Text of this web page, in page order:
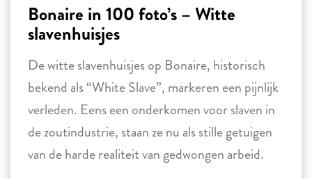
Bonaire in 100 foto’s – Witte
slavenhuisjes
De witte slavenhuisjes op Bonaire, historisch
bekend als “White Slave”, markeren een pijnlijk
verleden. Eens een onderkomen voor slaven in
de zoutindustrie, staan ze nu als stille getuigen
van de harde realiteit van gedwongen arbeid.